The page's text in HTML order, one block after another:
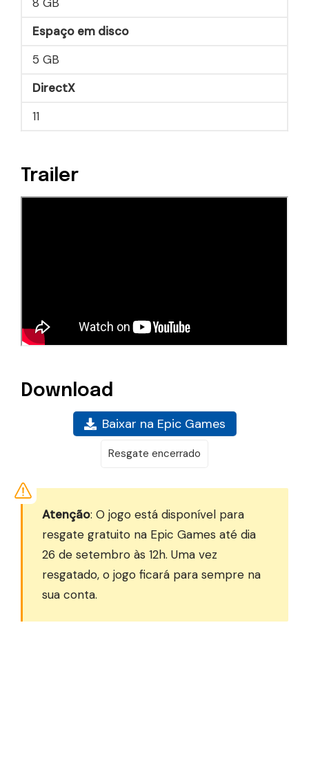
Espaço em disco
5 GB
DirectX
11
Trailer
Download
Baixar na Epic Games
Resgate encerrado
Atenção: O jogo está disponível para
resgate gratuito na Epic Games até dia
26 de setembro às 12h. Uma vez
resgatado, o jogo ficará para sempre na
sua conta.